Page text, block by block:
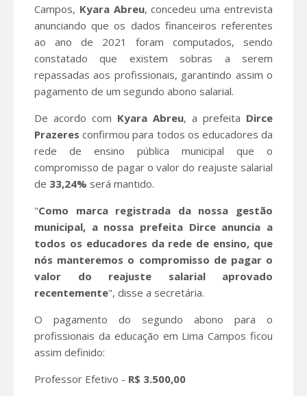
Campos, Kyara Abreu, concedeu uma entrevista
anunciando que os dados financeiros referentes
ao ano de 2021 foram computados, sendo
constatado que existem sobras a serem
repassadas aos profissionais, garantindo assim o
pagamento de um segundo abono salarial.
De acordo com Kyara Abreu, a prefeita Dirce
Prazeres confirmou para todos os educadores da
rede de ensino pública municipal que o
compromisso de pagar o valor do reajuste salarial
de 33,24% será mantido.
"Como marca registrada da nossa gestão
municipal, a nossa prefeita Dirce anuncia a
todos os educadores da rede de ensino, que
nós manteremos o compromisso de pagar o
valor do reajuste salarial aprovado
recentemente", disse a secretária.
O pagamento do segundo abono para o
profissionais da educação em Lima Campos ficou
assim definido:
Professor Efetivo - R$ 3.500,00